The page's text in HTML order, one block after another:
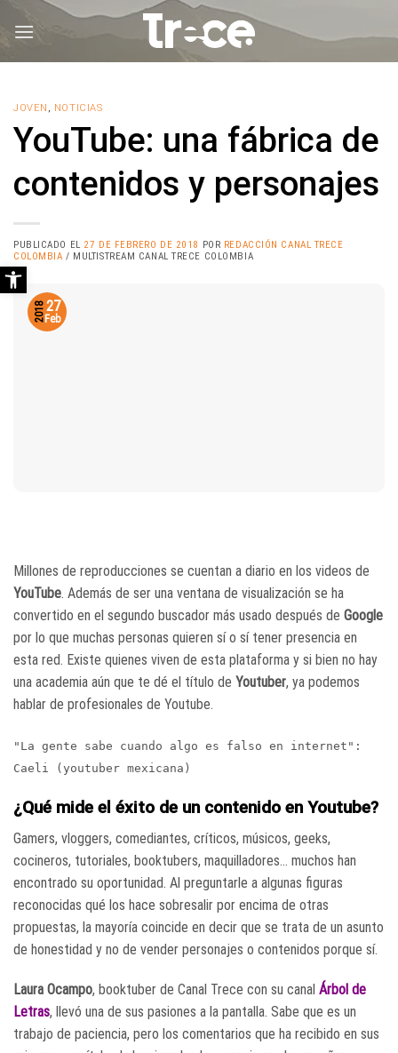
JOVEN , NOTICIAS
YouTube: una fábrica de
contenidos y personajes
PUBLICADO EL 27 DE FEBRERO DE 2018 POR REDACCIÓN CANAL TRECE
COLOMBIA / MULTISTREAM CANAL TRECE COLOMBIA
27
Feb
2018
Millones de reproducciones se cuentan a diario en los videos de
YouTube. Además de ser una ventana de visualización se ha
convertido en el segundo buscador más usado después de Google
por lo que muchas personas quieren sí o sí tener presencia en
esta red. Existe quienes viven de esta plataforma y si bien no hay
una academia aún que te dé el título de Youtuber, ya podemos
hablar de profesionales de Youtube.
"La gente sabe cuando algo es falso en internet":
Caeli (youtuber mexicana)
¿Qué mide el éxito de un contenido en Youtube?
Gamers, vloggers, comediantes, críticos, músicos, geeks,
cocineros, tutoriales, booktubers, maquilladores… muchos han
encontrado su oportunidad. Al preguntarle a algunas figuras
reconocidas qué los hace sobresalir por encima de otras
propuestas, la mayoría coincide en decir que se trata de un asunto
de honestidad y no de vender personajes o contenidos porque sí.
Laura Ocampo, booktuber de Canal Trece con su canal Árbol de
Letras, llevó una de sus pasiones a la pantalla. Sabe que es un
trabajo de paciencia, pero los comentarios que ha recibido en sus
Abrir barra de herramientas